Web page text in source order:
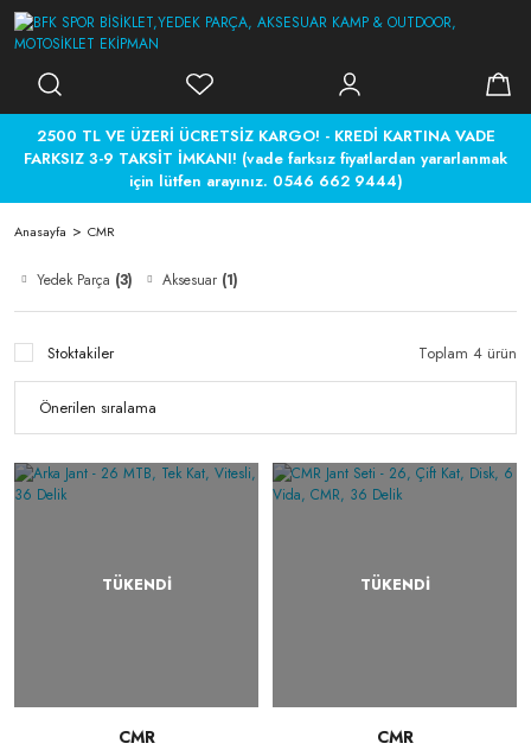
2500 TL VE ÜZERİ ÜCRETSİZ KARGO! - KREDİ KARTINA VADE
FARKSIZ 3-9 TAKSİT İMKANI! (vade farksız fiyatlardan yararlanmak
için lütfen arayınız. 0546 662 9444)
Anasayfa CMR
Yedek Parça (3) Aksesuar (1)
Stoktakiler Toplam 4 ürün
TÜKENDİ
CMR
TÜKENDİ
CMR